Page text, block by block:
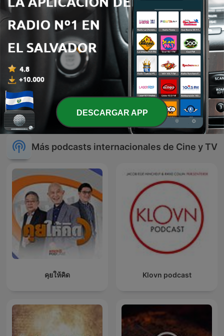
Midnight Video La Que Buena FM 116
Más podcasts internacionales de Cine y TV
คุยให้คิด Klovn podcast
DESCARGAR APP